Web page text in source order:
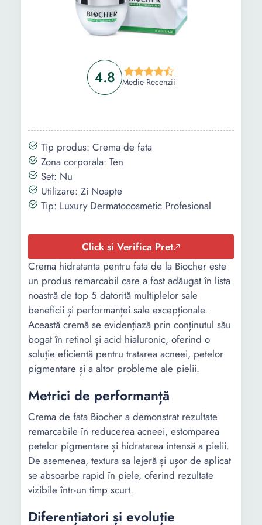
4.8 Medie Recenzii
Tip produs: Crema de fata
Zona corporala: Ten
Set: Nu
Utilizare: Zi Noapte
Tip: Luxury Dermatocosmetic Profesional
Click si Verifica Pret
Crema hidratanta pentru fata de la Biocher este
un produs remarcabil care a fost adăugat în lista
noastră de top 5 datorită multiplelor sale
beneficii și performanței sale excepționale.
Această cremă se evidențiază prin conținutul său
bogat în retinol și acid hialuronic, oferind o
soluție eficientă pentru tratarea acneei, petelor
pigmentare și a altor probleme ale pielii.
Metrici de performanță
Crema de fata Biocher a demonstrat rezultate
remarcabile în reducerea acneei, estomparea
petelor pigmentare și hidratarea intensă a pielii.
De asemenea, textura sa lejeră și ușor de aplicat
se absoarbe rapid în piele, oferind rezultate
vizibile într-un timp scurt.
Diferențiatori și evoluție